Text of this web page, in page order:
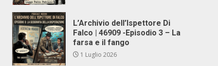
L’Archivio dell’Ispettore Di
Falco | 46909 -Episodio 3 – La
farsa e il fango
1 Luglio 2026